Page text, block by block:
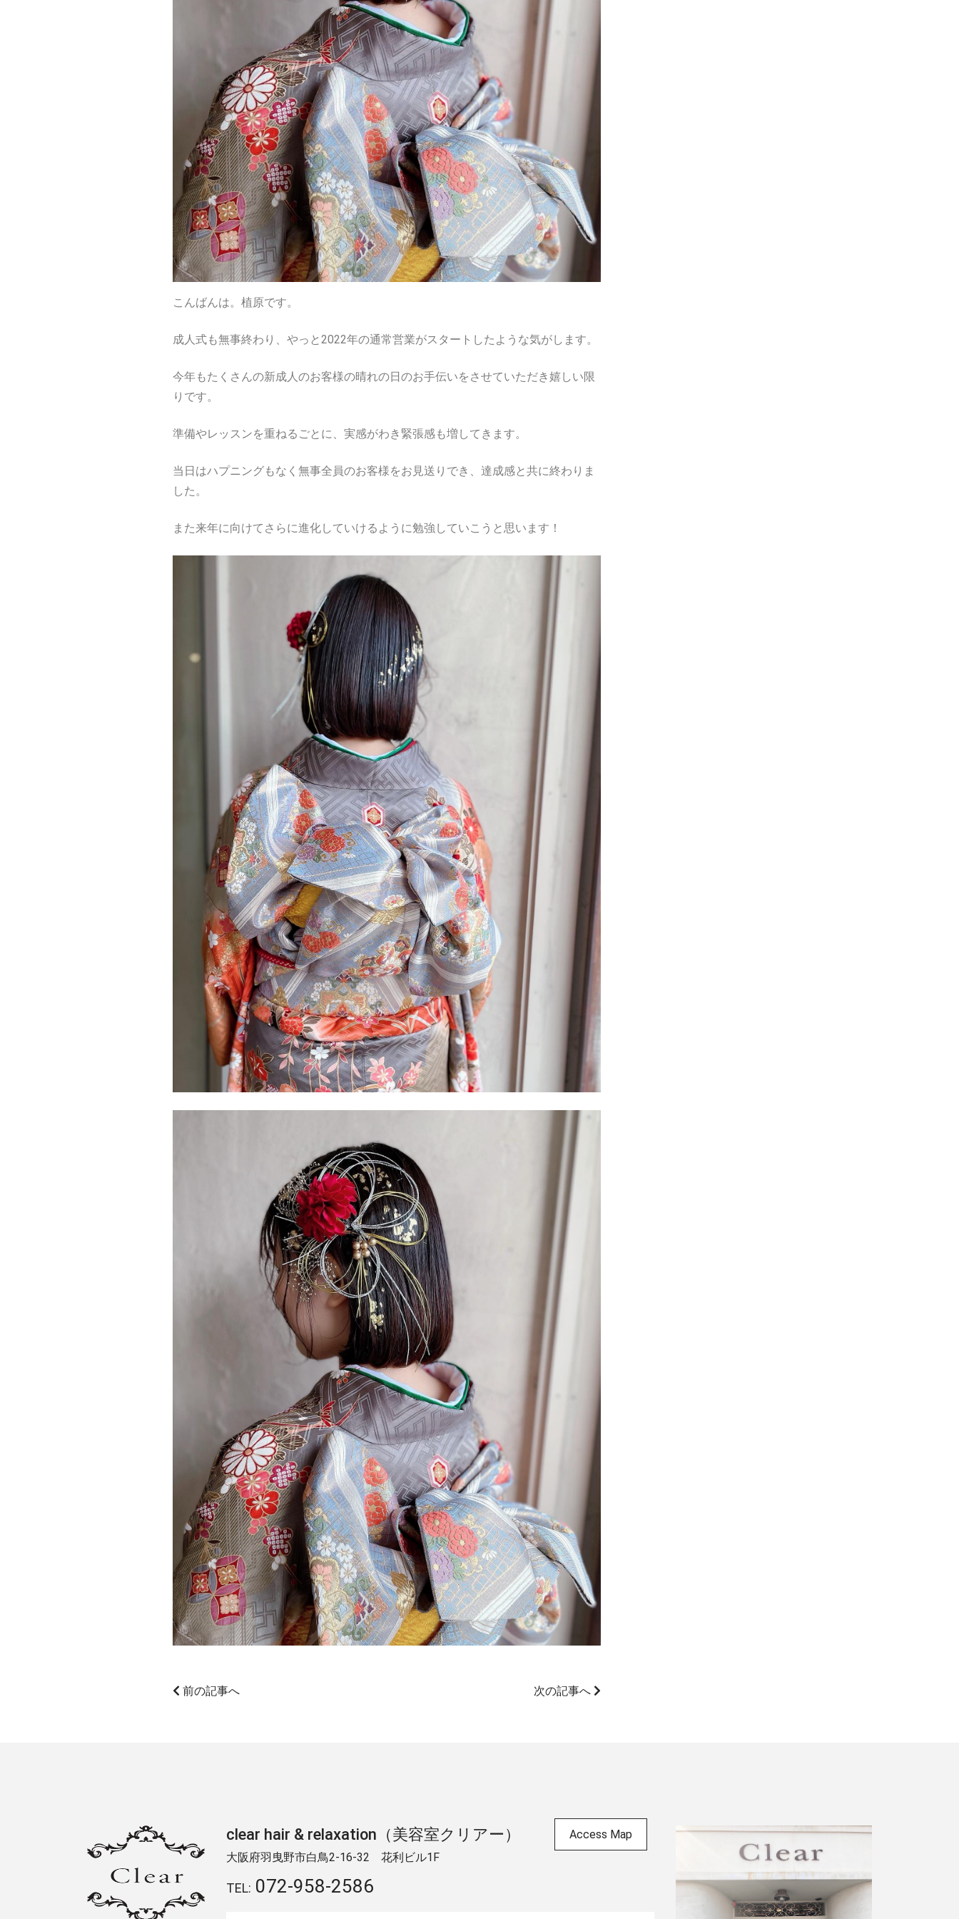
こんばんは。植原です。
成人式も無事終わり、やっと2022年の通常営業がスタートしたような気がします。
今年もたくさんの新成人のお客様の晴れの日のお手伝いをさせていただき嬉しい限
りです。
準備やレッスンを重ねるごとに、実感がわき緊張感も増してきます。
当日はハプニングもなく無事全員のお客様をお見送りでき、達成感と共に終わりま
した。
また来年に向けてさらに進化していけるように勉強していこうと思います！
前の記事へ 次の記事へ
clear hair & relaxation（美容室クリアー）
大阪府羽曳野市白鳥2-16-32 ​花利ビル1F
TEL: 072-958-2586
Access Map